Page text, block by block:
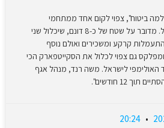
ביטוח", צפוי לקום אחד ממתחמי
הספורט המעניינים בישראל. מדובר על שטח של כ-8 דונם, שיכלול שני
קרקע ומשכירים ואולם נוסף
גם צפוי לכלול את הסקייטפארק הכי
האולימפי לישראל. משה רנד, מנהל אגף
12 חודשים".